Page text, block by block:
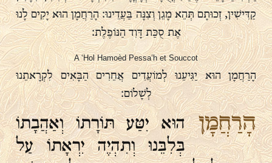
קַדִּישִׁין, זְכוּתָם תְּהֵא מָגֵן וְצִנָּה בַּעֲדֵינוּ: הָרַחֲמָן הוּא יָקִים לָנוּ
אֶת סֻכַּת דָּוִד הַנּוֹפֶלֶת:
A ‘Hol Hamoèd Pessa’h et Souccot
הָרַחֲמָן הוּא יַגִּיעֵנוּ לְמוֹעֲדִים אֲחֵרִים הַבָּאִים לִקְרָאתֵנוּ
לְשָׁלוֹם:
הָרַחֲמָןהוּא יִטַּע תּוֹרָתוֹ וְאַהֲבָתוֹ
בְּלִבֵּנוּ וְתִהְיֶה יִרְאָתוֹ עַל